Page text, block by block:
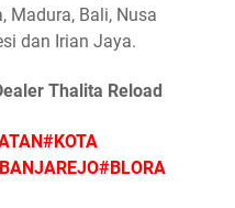
Madura, Bali, Nusa
dan Irian Jaya.
Thalita Reload